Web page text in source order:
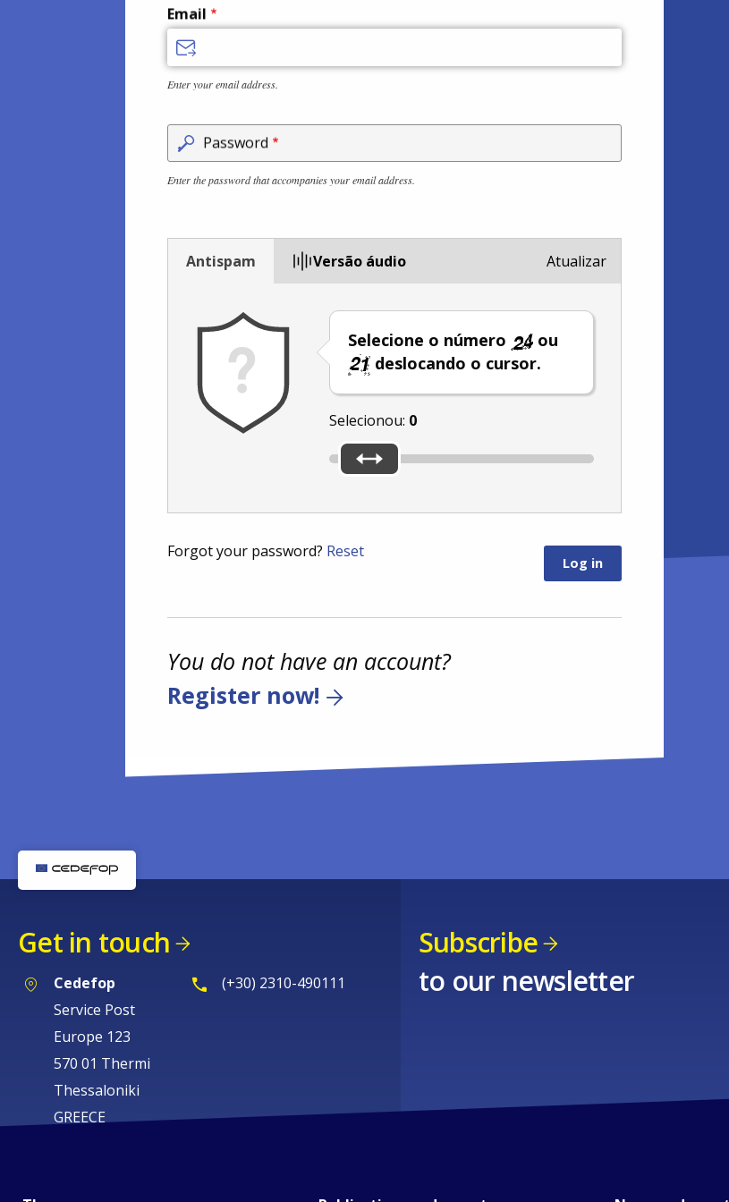
Email
Enter your email address.
Password
Enter the password that accompanies your email address.
Antispam Versão áudio
Selecione o número
ou
deslocando o cursor.
Selecionou: 0
Atualizar
Forgot your password? Reset
You do not have an account?
Register now!
Get in touch
Cedefop
Service Post
Europe 123
570 01 Thermi
Thessaloniki
GREECE
(+30) 2310-490111
Subscribe
to our newsletter